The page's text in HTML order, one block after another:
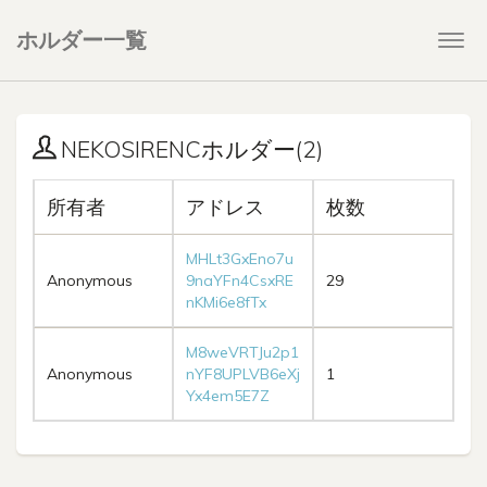
ホルダー一覧
NEKOSIRENCホルダー(2)
所有者 アドレス 枚数
Anonymous
MHLt3GxEno7u
9naYFn4CsxRE
nKMi6e8fTx
29
Anonymous
M8weVRTJu2p1
nYF8UPLVB6eXj
Yx4em5E7Z
1